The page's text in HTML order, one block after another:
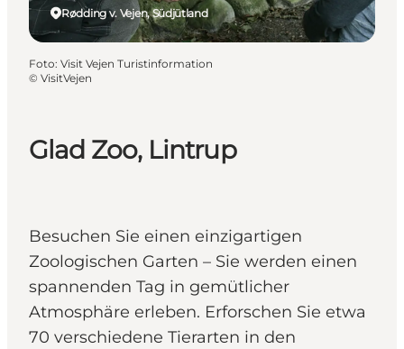
Glad Zoo, Lintrup
Besuchen Sie einen einzigartigen
Zoologischen Garten – Sie werden einen
spannenden Tag in gemütlicher
Atmosphäre erleben. Erforschen Sie etwa
70 verschiedene Tierarten in den
Rødding v. Vejen, Südjütland
Foto: Visit Vejen Turistinformation
© VisitVejen